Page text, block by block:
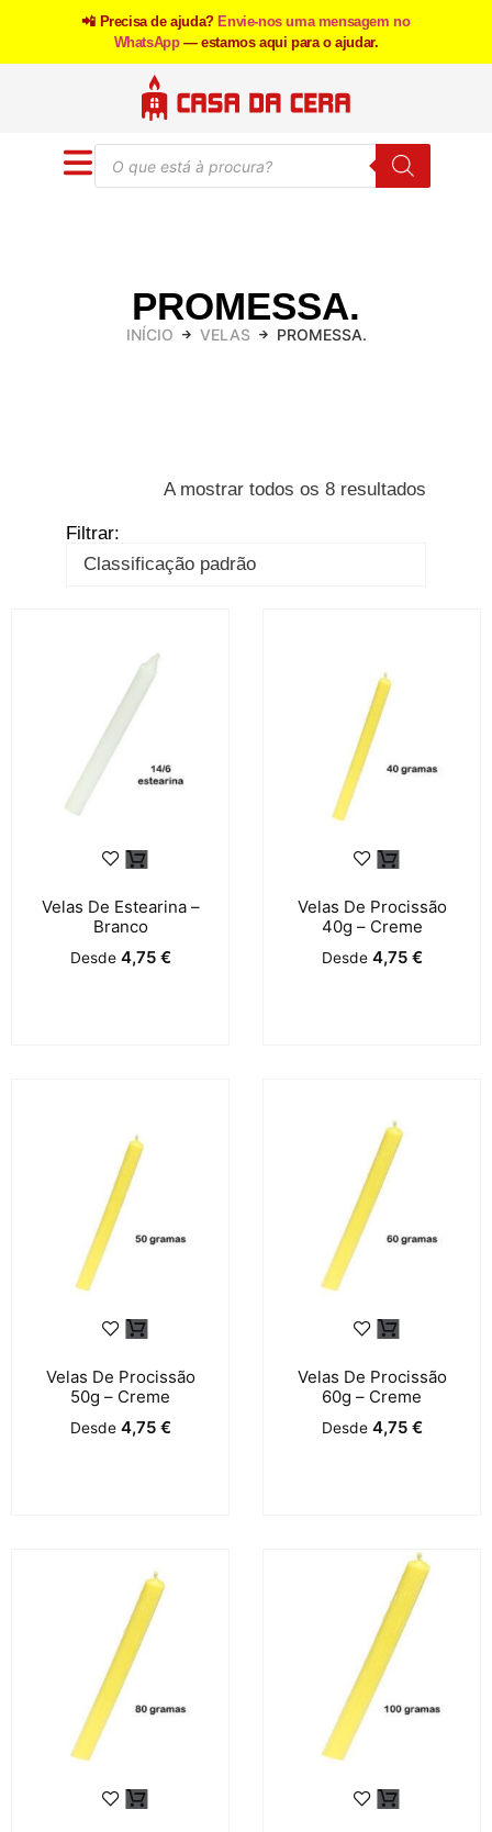
📲 Precisa de ajuda? Envie-nos uma mensagem no
WhatsApp — estamos aqui para o ajudar.
PROMESSA.
INÍCIO VELAS PROMESSA.
A mostrar todos os 8 resultados
Filtrar:
Velas De Estearina –
Branco
Desde 4,75 €
Velas De Procissão
40g – Creme
Desde 4,75 €
Velas De Procissão
50g – Creme
Desde 4,75 €
Velas De Procissão
60g – Creme
Desde 4,75 €